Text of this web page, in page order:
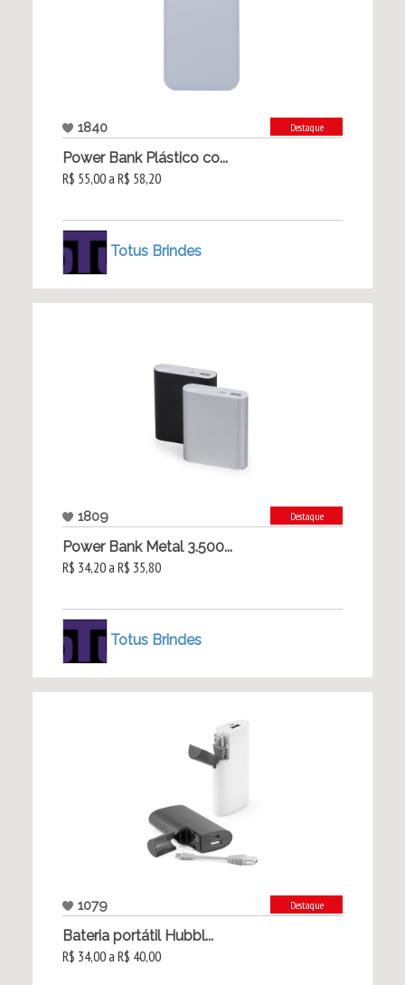
1840 Destaque
Power Bank Plástico co...
R$ 55,00 a R$ 58,20
Totus Brindes
1809 Destaque
Power Bank Metal 3.500...
R$ 34,20 a R$ 35,80
Totus Brindes
1079 Destaque
Bateria portátil Hubbl...
R$ 34,00 a R$ 40,00